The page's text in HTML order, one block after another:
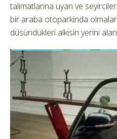
talimatlarina uyan ve
bir araba otoparkinda
düsündükleri alkisin yerini